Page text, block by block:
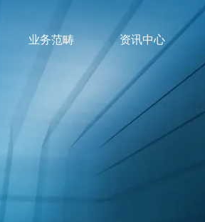
业务范畴 资讯中心